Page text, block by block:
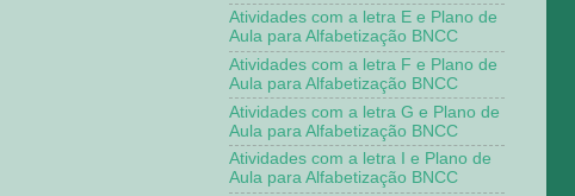
Atividades com a letra E e Plano de
Aula para Alfabetização BNCC
Atividades com a letra F e Plano de
Aula para Alfabetização BNCC
Atividades com a letra G e Plano de
Aula para Alfabetização BNCC
Atividades com a letra I e Plano de
Aula para Alfabetização BNCC